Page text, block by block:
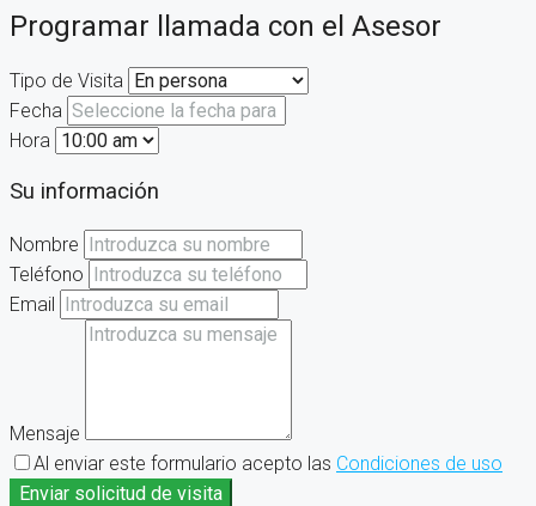
Programar llamada con el Asesor
Tipo de Visita
Fecha
Hora
Su información
Nombre
Teléfono
Email
Mensaje
Al enviar este formulario acepto las Condiciones de uso
Enviar solicitud de visita